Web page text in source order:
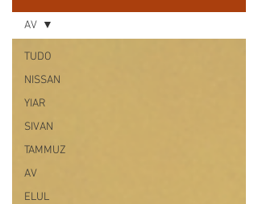
TUDO
NISSAN
YIAR
SIVAN
TAMMUZ
AV
ELUL
AV